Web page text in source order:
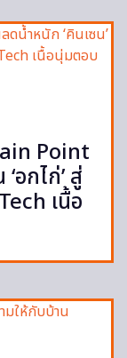
Point
อกไก่’ สู่
เนื้อ